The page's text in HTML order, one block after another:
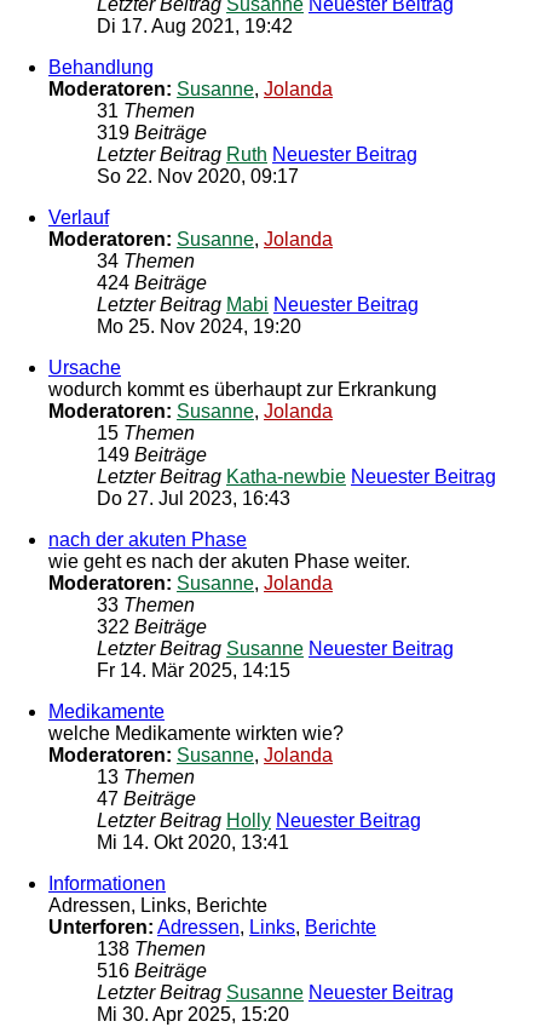
Letzter Beitrag Susanne Neuester Beitrag
Di 17. Aug 2021, 19:42
Behandlung
Moderatoren: Susanne, Jolanda
31 Themen
319 Beiträge
Letzter Beitrag Ruth Neuester Beitrag
So 22. Nov 2020, 09:17
Verlauf
Moderatoren: Susanne, Jolanda
34 Themen
424 Beiträge
Letzter Beitrag Mabi Neuester Beitrag
Mo 25. Nov 2024, 19:20
Ursache
wodurch kommt es überhaupt zur Erkrankung
Moderatoren: Susanne, Jolanda
15 Themen
149 Beiträge
Letzter Beitrag Katha-newbie Neuester Beitrag
Do 27. Jul 2023, 16:43
nach der akuten Phase
wie geht es nach der akuten Phase weiter.
Moderatoren: Susanne, Jolanda
33 Themen
322 Beiträge
Letzter Beitrag Susanne Neuester Beitrag
Fr 14. Mär 2025, 14:15
Medikamente
welche Medikamente wirkten wie?
Moderatoren: Susanne, Jolanda
13 Themen
47 Beiträge
Letzter Beitrag Holly Neuester Beitrag
Mi 14. Okt 2020, 13:41
Informationen
Adressen, Links, Berichte
Unterforen: Adressen, Links, Berichte
138 Themen
516 Beiträge
Letzter Beitrag Susanne Neuester Beitrag
Mi 30. Apr 2025, 15:20